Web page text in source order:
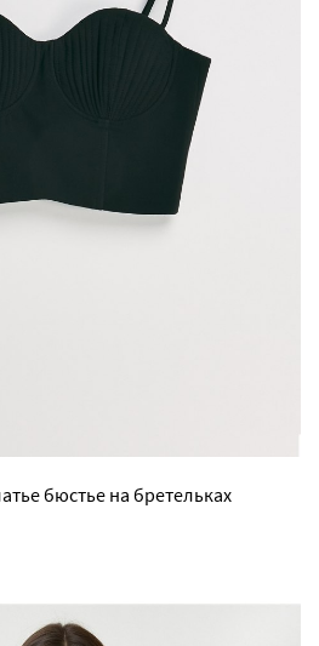
бюстье на бретельках